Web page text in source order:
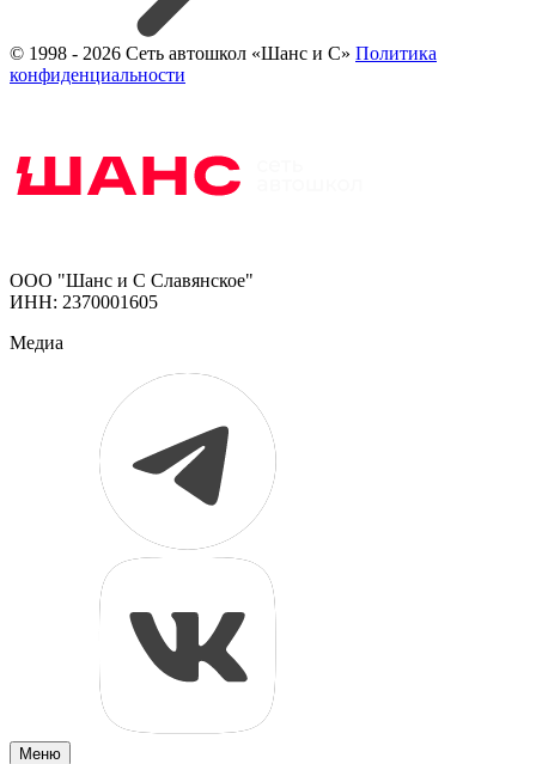
© 1998 - 2026 Сеть автошкол «Шанс и С» Политика
конфиденциальности
ООО "Шанс и С Славянское"
ИНН: 2370001605
Медиа
Меню